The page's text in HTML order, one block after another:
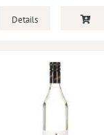
Details